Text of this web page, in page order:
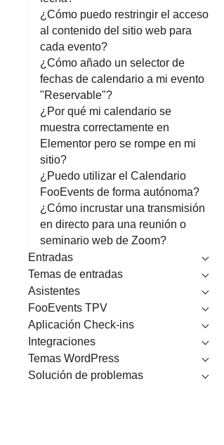
¿Cómo puedo restringir el acceso
al contenido del sitio web para
cada evento?
¿Cómo añado un selector de
fechas de calendario a mi evento
"Reservable"?
¿Por qué mi calendario se
muestra correctamente en
Elementor pero se rompe en mi
sitio?
¿Puedo utilizar el Calendario
FooEvents de forma autónoma?
¿Cómo incrustar una transmisión
en directo para una reunión o
seminario web de Zoom?
Entradas
Temas de entradas
Asistentes
FooEvents TPV
Aplicación Check-ins
Integraciones
Temas WordPress
Solución de problemas